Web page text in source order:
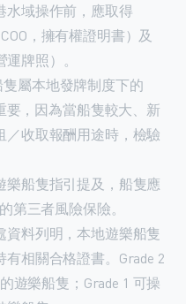
水域操作前，應取得
，擁有權證明書）及
牌照）。
屬本地發牌制度下的
要，因為當船隻較大、新
／收取報酬用途時，檢驗
樂船隻指引提及，船隻應
第三者風險保險。
資料列明，本地遊樂船隻
相關合格證書。Grade 2
遊樂船隻；Grade 1 可操